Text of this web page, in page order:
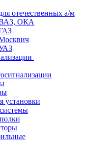
отечественных а/м
ВАЗ, ОКА
установки